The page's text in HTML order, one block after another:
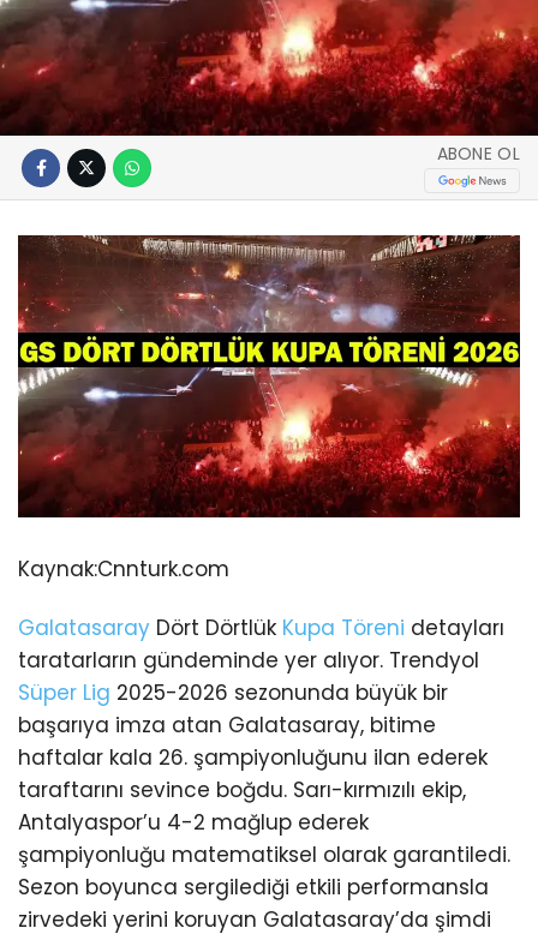
ABONE OL
Kaynak:Cnnturk.com
Galatasaray Dört Dörtlük Kupa Töreni detayları
taratarların gündeminde yer alıyor. Trendyol
Süper Lig 2025-2026 sezonunda büyük bir
başarıya imza atan Galatasaray, bitime
haftalar kala 26. şampiyonluğunu ilan ederek
taraftarını sevince boğdu. Sarı-kırmızılı ekip,
Antalyaspor’u 4-2 mağlup ederek
şampiyonluğu matematiksel olarak garantiledi.
Sezon boyunca sergilediği etkili performansla
zirvedeki yerini koruyan Galatasaray’da şimdi